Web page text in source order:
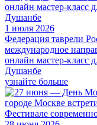
1 июля 2026
Федерация таврели
международное
онлайн мастер-класс
Душанбе
узнайте больше